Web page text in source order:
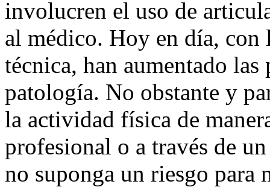
involucren el uso de
al médico. Hoy en día, con
técnica, han aumentado
patología. No obstante y
la actividad física de
profesional o a través de
no suponga un riesgo para